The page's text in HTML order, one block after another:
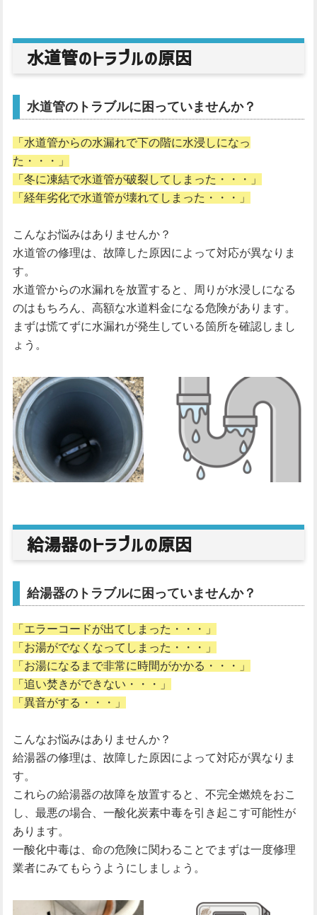
水道管のトラブルの原因
水道管のトラブルに困っていませんか？
「水道管からの水漏れで下の階に水浸しになっ
た・・・」
「冬に凍結で水道管が破裂してしまった・・・」
「経年劣化で水道管が壊れてしまった・・・」
こんなお悩みはありませんか？
水道管の修理は、故障した原因によって対応が異なりま
す。
水道管からの水漏れを放置すると、周りが水浸しになる
のはもちろん、高額な水道料金になる危険があります。
まずは慌てずに水漏れが発生している箇所を確認しまし
ょう。
給湯器のトラブルの原因
給湯器のトラブルに困っていませんか？
「エラーコードが出てしまった・・・」
「お湯がでなくなってしまった・・・」
「お湯になるまで非常に時間がかかる・・・」
「追い焚きができない・・・」
「異音がする・・・」
こんなお悩みはありませんか？
給湯器の修理は、故障した原因によって対応が異なりま
す。
これらの給湯器の故障を放置すると、不完全燃焼をおこ
し、最悪の場合、一酸化炭素中毒を引き起こす可能性が
あります。
一酸化中毒は、命の危険に関わることでまずは一度修理
業者にみてもらうようにしましょう。